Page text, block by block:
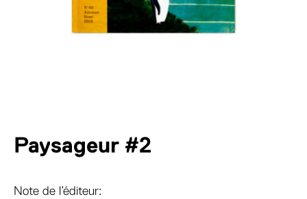
Paysageur #2
Note de l’éditeur: